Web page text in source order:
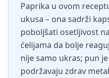
Paprika u ovom
ukusa – ona sadrži
poboljšati osetljivost
ćelijama da bolje
nije samo ukras; pun
podržavaju zdrav